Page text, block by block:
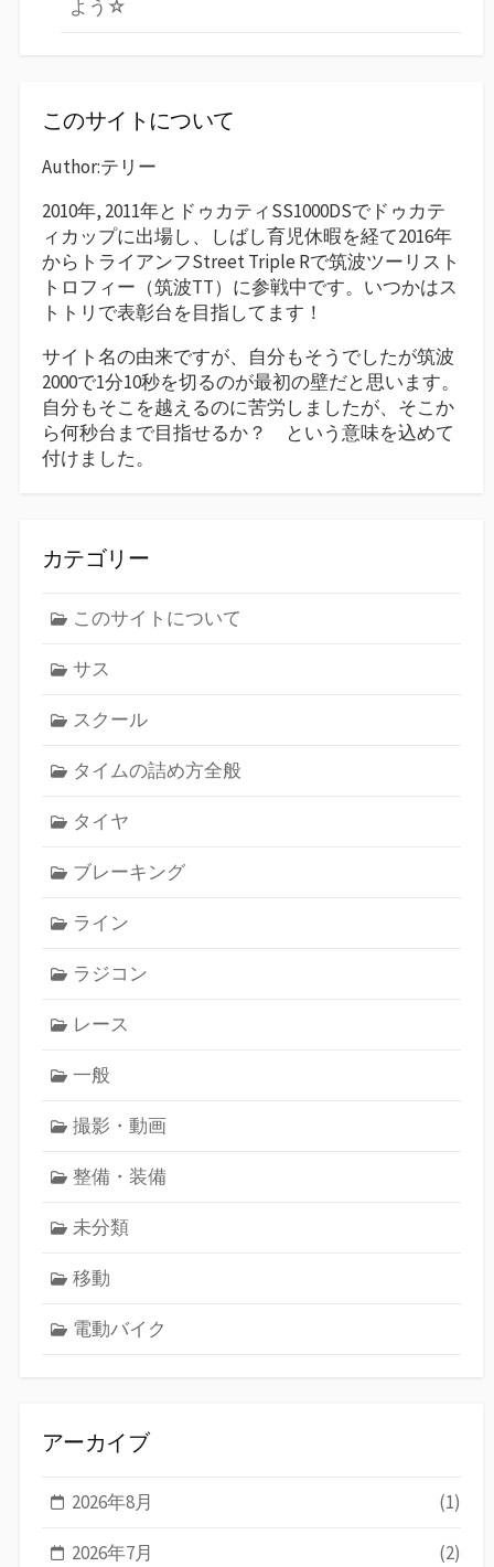
よう☆
このサイトについて
Author:テリー
2010年, 2011年とドゥカティSS1000DSでドゥカテ
ィカップに出場し、しばし育児休暇を経て2016年
からトライアンフStreet Triple Rで筑波ツーリスト
トロフィー（筑波TT）に参戦中です。いつかはス
トトリで表彰台を目指してます！
サイト名の由来ですが、自分もそうでしたが筑波
2000で1分10秒を切るのが最初の壁だと思います。
自分もそこを越えるのに苦労しましたが、そこか
ら何秒台まで目指せるか？ という意味を込めて
付けました。
カテゴリー
このサイトについて
サス
スクール
タイムの詰め方全般
タイヤ
ブレーキング
ライン
ラジコン
レース
一般
撮影・動画
整備・装備
未分類
移動
電動バイク
アーカイブ
2026年8月 (1)
2026年7月 (2)